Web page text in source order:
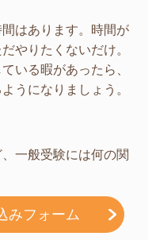
はあります。時間が
やりたくないだけ。
いる暇があったら、
うになりましょう。
一般受験には何の関
みフォーム